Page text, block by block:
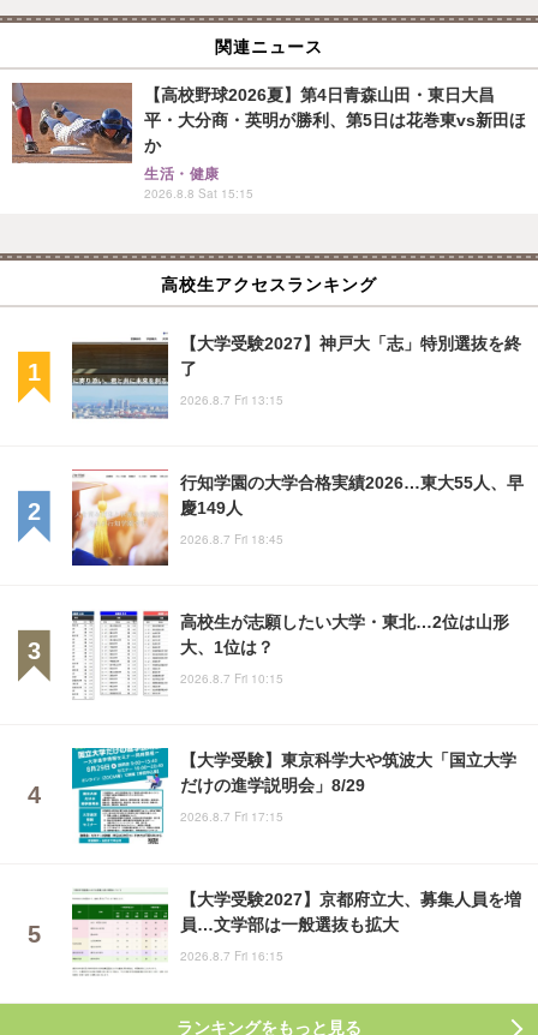
関連ニュース
【高校野球2026夏】第4日青森山田・東日大昌
平・大分商・英明が勝利、第5日は花巻東vs新田ほ
か
生活・健康
2026.8.8 Sat 15:15
高校生アクセスランキング
【大学受験2027】神戸大「志」特別選抜を終
了
2026.8.7 Fri 13:15
行知学園の大学合格実績2026…東大55人、早
慶149人
2026.8.7 Fri 18:45
高校生が志願したい大学・東北…2位は山形
大、1位は？
2026.8.7 Fri 10:15
【大学受験】東京科学大や筑波大「国立大学
だけの進学説明会」8/29
2026.8.7 Fri 17:15
【大学受験2027】京都府立大、募集人員を増
員…文学部は一般選抜も拡大
2026.8.7 Fri 16:15
ランキングをもっと見る